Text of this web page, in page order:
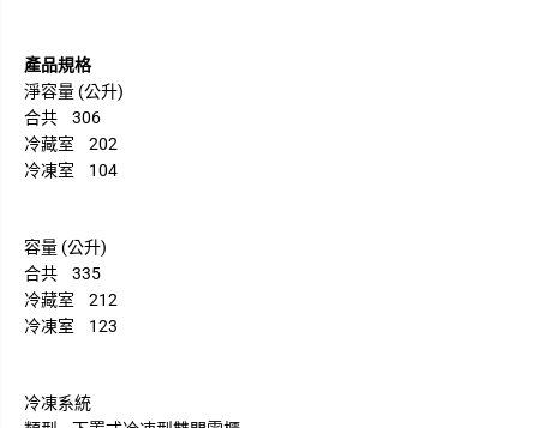
產品規格
淨容量 (公升)
合共 306
冷藏室 202
冷凍室 104
容量 (公升)
合共 335
冷藏室 212
冷凍室 123
冷凍系統